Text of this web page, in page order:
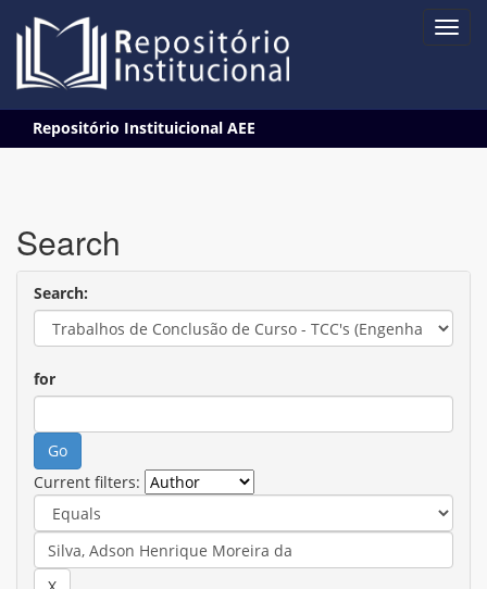
navigation
Repositório Instituicional AEE
Search
Search:
for
Current filters: